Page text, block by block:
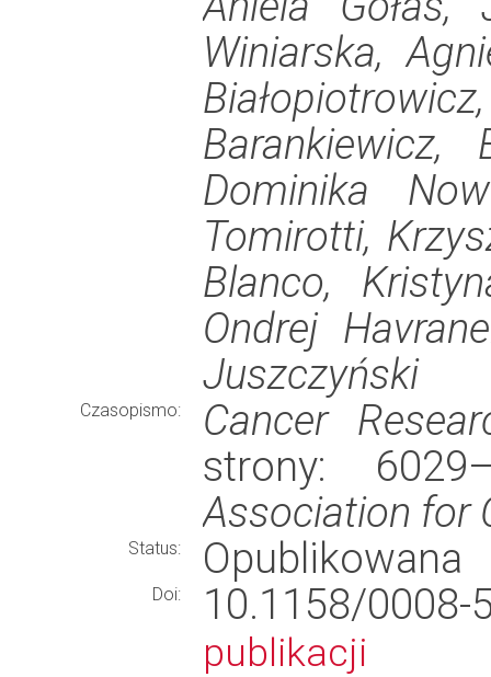
Winiarska,
Barankiewicz,
Dominika
Tomirotti,
Blanco,
Ondrej
Juszczyński
Czasopismo:
Cancer
strony:
Association for
Status: Opublikowana
Doi: 10.1158/
publikacji